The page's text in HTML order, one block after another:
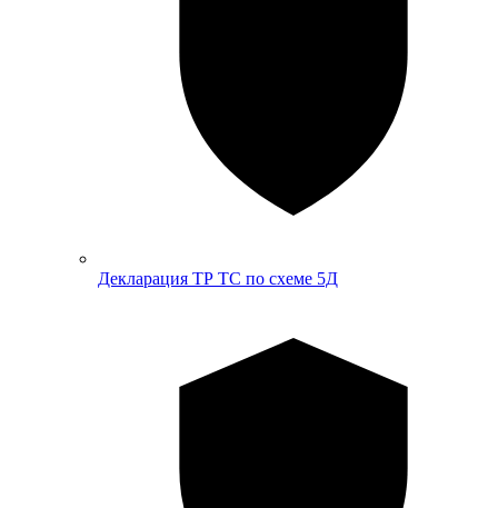
Декларация ТР ТС по схеме 5Д